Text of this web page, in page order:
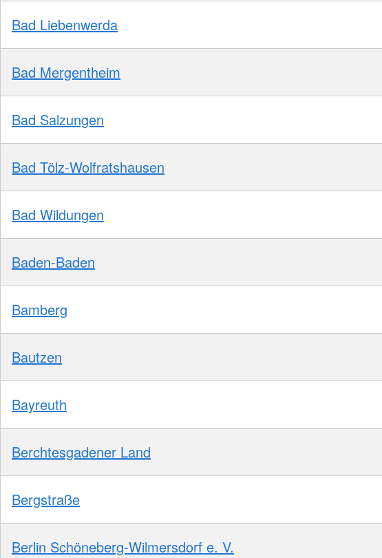
Bad Liebenwerda
Bad Mergentheim
Bad Salzungen
Bad Tölz-Wolfratshausen
Bad Wildungen
Baden-Baden
Bamberg
Bautzen
Bayreuth
Berchtesgadener Land
Bergstraße
Berlin Schöneberg-Wilmersdorf e. V.